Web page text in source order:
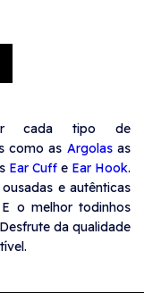
cada tipo de
como as Argolasas
Ear Cuffe Ear Hook.
e autênticas
o melhor todinhos
da qualidade